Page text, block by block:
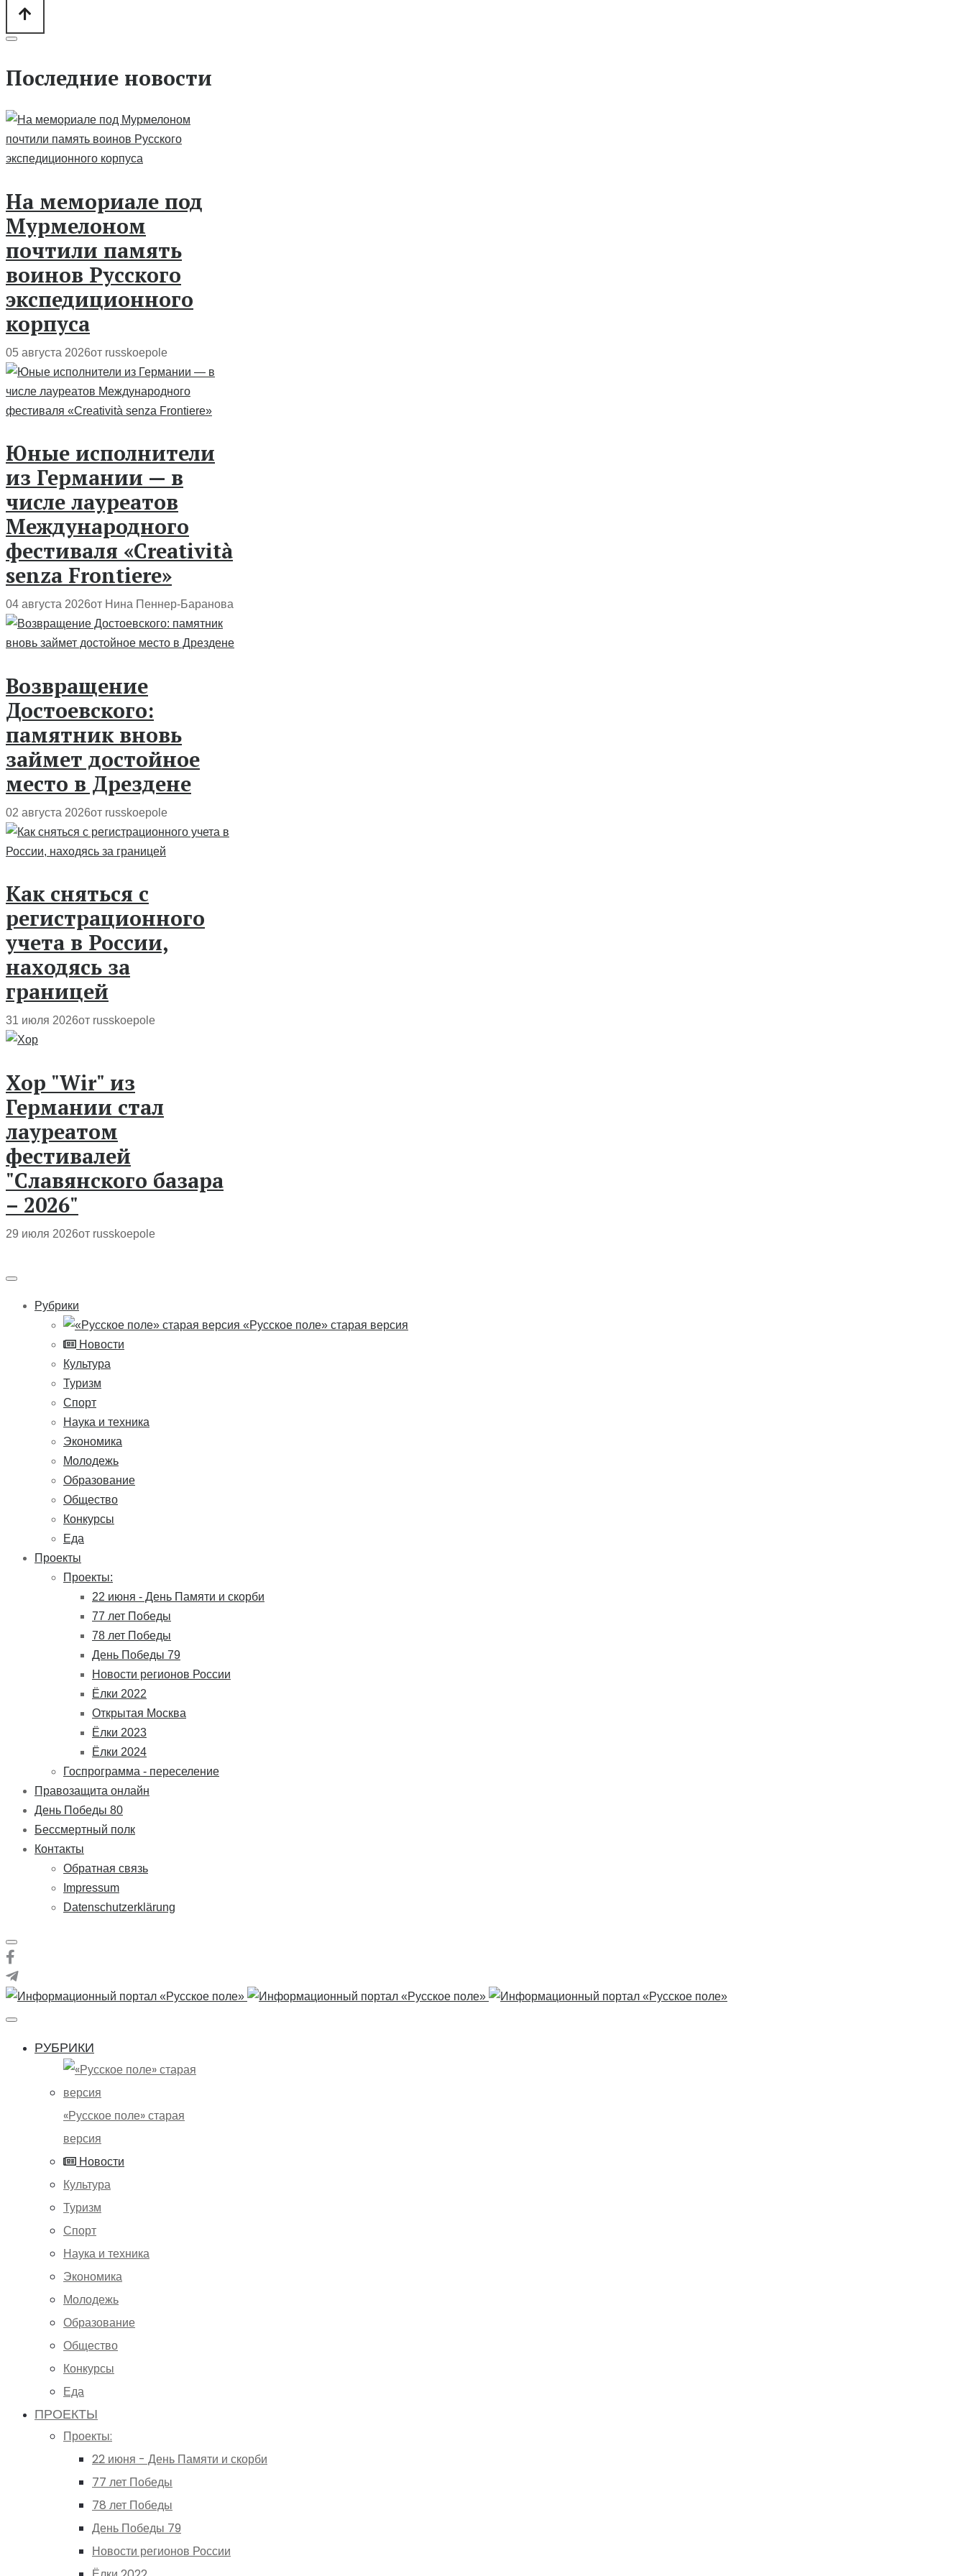
Последние новости
На мемориале под
Мурмелоном
почтили память
воинов Русского
экспедиционного
корпуса
05 августа 2026от russkoepole
Юные исполнители
из Германии — в
числе лауреатов
Международного
фестиваля «Creatività
senza Frontiere»
04 августа 2026от Нина Пеннер-Баранова
Возвращение
Достоевского:
памятник вновь
займет достойное
место в Дрездене
02 августа 2026от russkoepole
Как сняться с
регистрационного
учета в России,
находясь за
границей
31 июля 2026от russkoepole
Хор "Wir" из
Германии стал
лауреатом
фестивалей
"Славянского базара
– 2026"
29 июля 2026от russkoepole
Рубрики
«Русское поле» старая версия
Новости
Культура
Туризм
Спорт
Наука и техника
Экономика
Молодежь
Образование
Общество
Конкурсы
Еда
Проекты
Проекты:
22 июня - День Памяти и скорби
77 лет Победы
78 лет Победы
День Победы 79
Новости регионов России
Ёлки 2022
Открытая Москва
Ёлки 2023
Ёлки 2024
Госпрограмма - переселение
Правозащита онлайн
День Победы 80
Бессмертный полк
Контакты
Обратная связь
Impressum
Datenschutzerklärung
РУБРИКИ
«Русское поле» старая
версия
Новости
Культура
Туризм
Спорт
Наука и техника
Экономика
Молодежь
Образование
Общество
Конкурсы
Еда
ПРОЕКТЫ
Проекты:
22 июня - День Памяти и скорби
77 лет Победы
78 лет Победы
День Победы 79
Новости регионов России